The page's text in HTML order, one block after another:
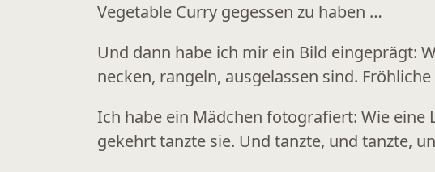
Vegetable Curry gegessen zu haben …
Und dann habe ich mir ein Bild eingeprägt:
necken, rangeln, ausgelassen sind.
Ich habe ein Mädchen fotografiert: Wie eine
gekehrt tanzte sie. Und tanzte, und tanzte,